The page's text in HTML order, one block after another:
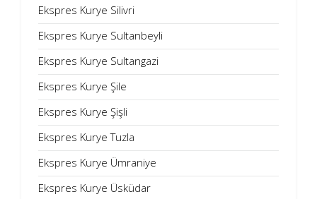
Ekspres Kurye Silivri
Ekspres Kurye Sultanbeyli
Ekspres Kurye Sultangazi
Ekspres Kurye Şile
Ekspres Kurye Şişli
Ekspres Kurye Tuzla
Ekspres Kurye Ümraniye
Ekspres Kurye Üsküdar